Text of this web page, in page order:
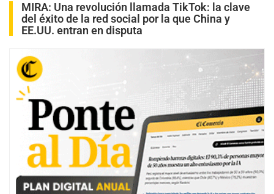
MIRA: Una revolución llamada TikTok: la clave
del éxito de la red social por la que China y
EE.UU. entran en disputa